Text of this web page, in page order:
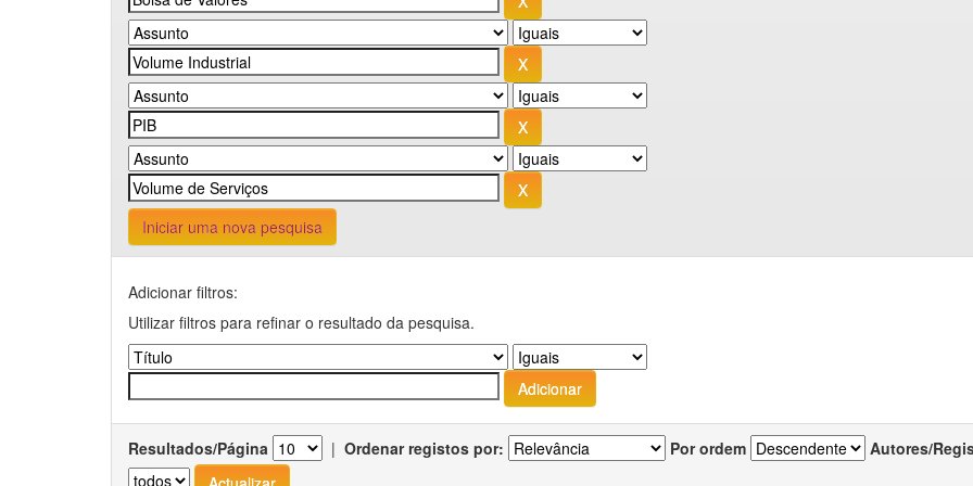
Iniciar uma nova pesquisa
Adicionar filtros:
Utilizar filtros para refinar o resultado da pesquisa.
Resultados/Página | Ordenar registos por: Por ordem Autores/